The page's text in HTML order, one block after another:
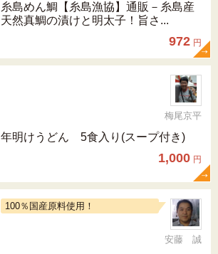
糸島めん鯛【糸島漁協】通販－糸島産
天然真鯛の漬けと明太子！旨さ...
972 円
梅尾京平
年明けうどん 5食入り(スープ付き)
1,000 円
100％国産原料使用！
安藤 誠